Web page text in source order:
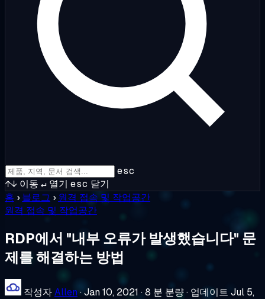
esc
↑↓ 이동 ↵ 열기 esc 닫기
홈 › 블로그 › 원격 접속 및 작업공간
원격 접속 및 작업공간
RDP에서 "내부 오류가 발생했습니다" 문
제를 해결하는 방법
작성자Allen ·Jan 10, 2021 ·8 분 분량· 업데이트 Jul 5,